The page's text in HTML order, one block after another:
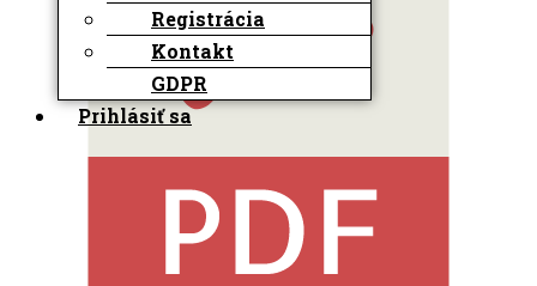
Registrácia
Kontakt
GDPR
Prihlásiť sa